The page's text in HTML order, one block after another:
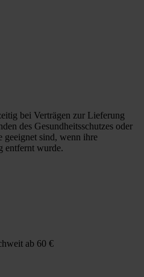
bei Verträgen zur Lieferung
des Gesundheitsschutzes oder
geeignet sind, wenn ihre
entfernt wurde.
ab 60 €